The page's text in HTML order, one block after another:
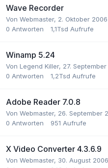
Wave Recorder
Von Webmaster, 2. Oktober 2006
0 Antworten 1,1Tsd Aufrufe
Winamp 5.24
Von Legend Killer, 27.
0 Antworten 1,2Tsd Aufrufe
Adobe Reader 7.0.8
Von Webmaster, 26. September
0 Antworten 951 Aufrufe
X Video Converter 4.3.6.9
Von Webmaster, 30. August 2006